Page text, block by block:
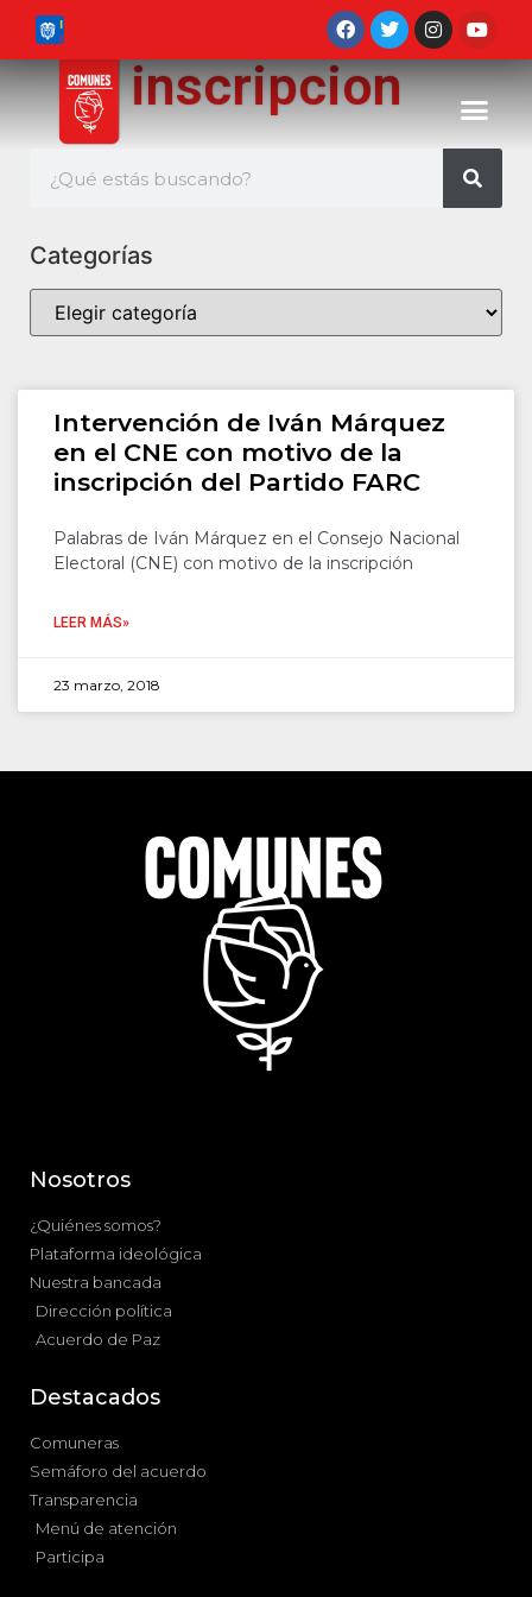
inscripcion
Categorías
Intervención de Iván Márquez
en el CNE con motivo de la
inscripción del Partido FARC
Palabras de Iván Márquez en el Consejo Nacional
Electoral (CNE) con motivo de la inscripción
LEER MÁS»
23 marzo, 2018
Nosotros
¿Quiénes somos?
Plataforma ideológica
Nuestra bancada
Dirección política
Acuerdo de Paz
Destacados
Comuneras
Semáforo del acuerdo
Transparencia
Menú de atención
Participa